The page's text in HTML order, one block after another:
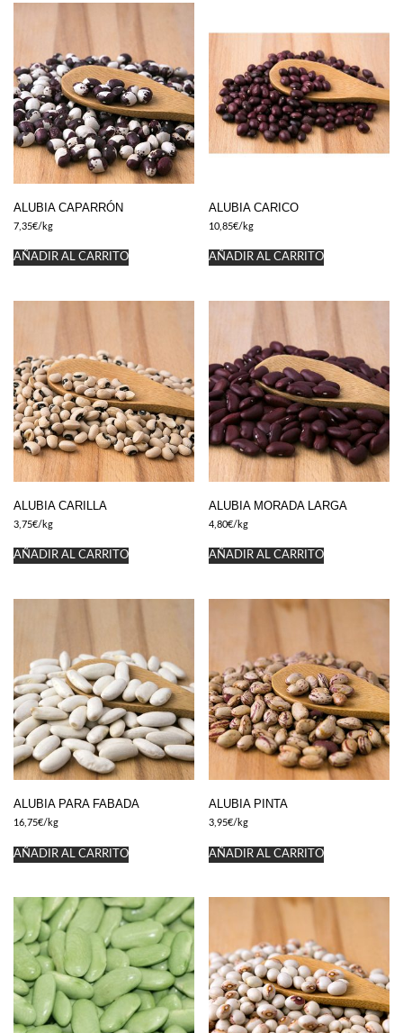
ALUBIA CAPARRÓN
7,35€/kg
AÑADIR AL CARRITO
ALUBIA CARICO
10,85€/kg
AÑADIR AL CARRITO
ALUBIA CARILLA
3,75€/kg
AÑADIR AL CARRITO
ALUBIA MORADA LARGA
4,80€/kg
AÑADIR AL CARRITO
ALUBIA PARA FABADA
16,75€/kg
AÑADIR AL CARRITO
ALUBIA PINTA
3,95€/kg
AÑADIR AL CARRITO